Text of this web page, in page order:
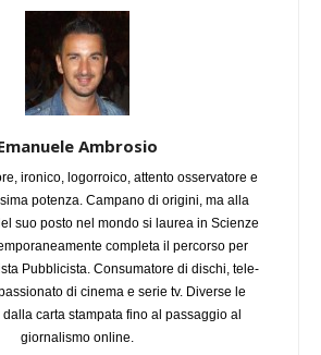
Ambrosio
ironico, logorroico, attento osservatore e
potenza. Campano di origini, ma alla
suo posto nel mondo si laurea in Scienze
completa il percorso per
Pubblicista. Consumatore di dischi, tele-
di cinema e serie tv. Diverse le
carta stampata fino al passaggio al
giornalismo online.